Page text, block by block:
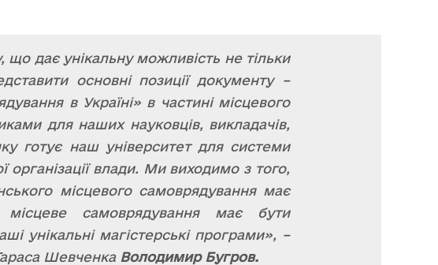
що дає унікальну можливість не тільки
основні позиції документу –
в Україні» в частині місцевого
для наших науковців, викладачів,
готує наш університет для системи
організації влади. Ми виходимо з того,
місцевого самоврядування має
самоврядування має бути
унікальні магістерські програми», –
Шевченка Володимир Бугров.